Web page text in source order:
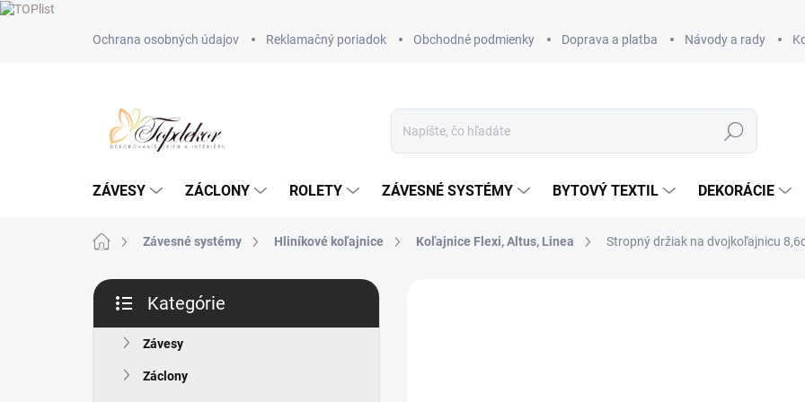
Ochrana osobných údajov Reklamačný poriadok Obchodné podmienky Doprava a platba Návody a rady
Hľadať
ZÁVESY ZÁCLONY ROLETY ZÁVESNÉ SYSTÉMY BYTOVÝ TEXTIL DEKORÁCIE
DomovZávesné systémy Hliníkové koľajnice Koľajnice Flexi, Altus, Linea Stropný držiak na dvojkoľajnicu
B
č
kategórie
Kategórie
Závesy
Záclony